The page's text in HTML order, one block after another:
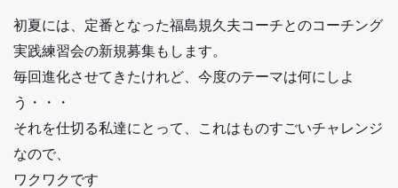
初夏には、定番となった福島規久夫コーチとのコーチング
実践練習会の新規募集もします。
毎回進化させてきたけれど、今度のテーマは何にしよ
う・・・
それを仕切る私達にとって、これはものすごいチャレンジ
なので、
ワクワクです